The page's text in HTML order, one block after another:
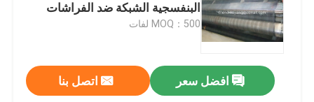
البنفسجية الشبكة ضد الفراشات
MOQ：500 لفات
افضل سعر اتصل بنا